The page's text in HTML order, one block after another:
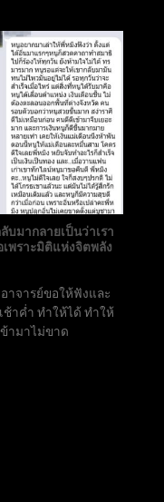
บมากลายเป็นว่าเรา
เพราะมิติแห่งจิตพลัง
าจารย์ขอให้ฟังและ
าค่ำ ทำให้ได้ ทำให้
ข้ามาไม่ขาด